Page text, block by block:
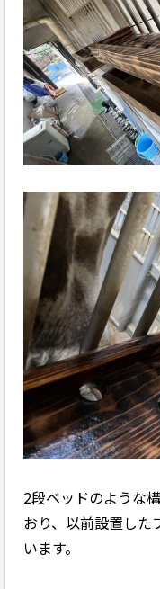
2段ベッドのような
おり、以前設置した
います。